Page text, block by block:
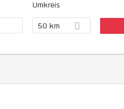
Umkreis
50 km